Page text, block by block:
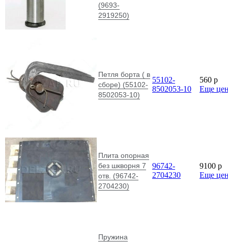
(9693-
2919250)
Петля борта ( в
сборе) (55102-
8502053-10)
55102-
8502053-10
560 p
Еще
Плита опорная
без шкворня 7
отв. (96742-
2704230)
96742-
2704230
9100 p
Еще
Пружина